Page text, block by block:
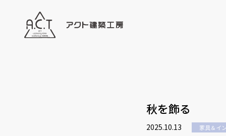
秋を飾る
2025.10.13 家具＆イ